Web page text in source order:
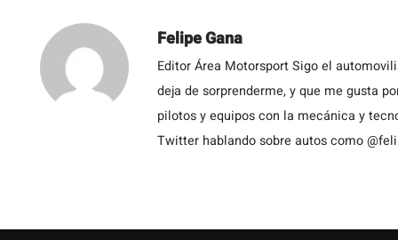
Felipe Gana
Editor Área Motorsport Sigo el
deja de sorprenderme, y que me gusta
pilotos y equipos con la mecánica y
Twitter hablando sobre autos como